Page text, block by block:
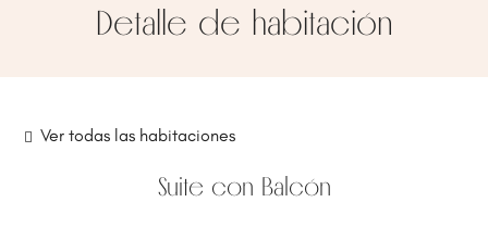
Detalle de habitación
Ver todas las habitaciones
Suite con Balcón